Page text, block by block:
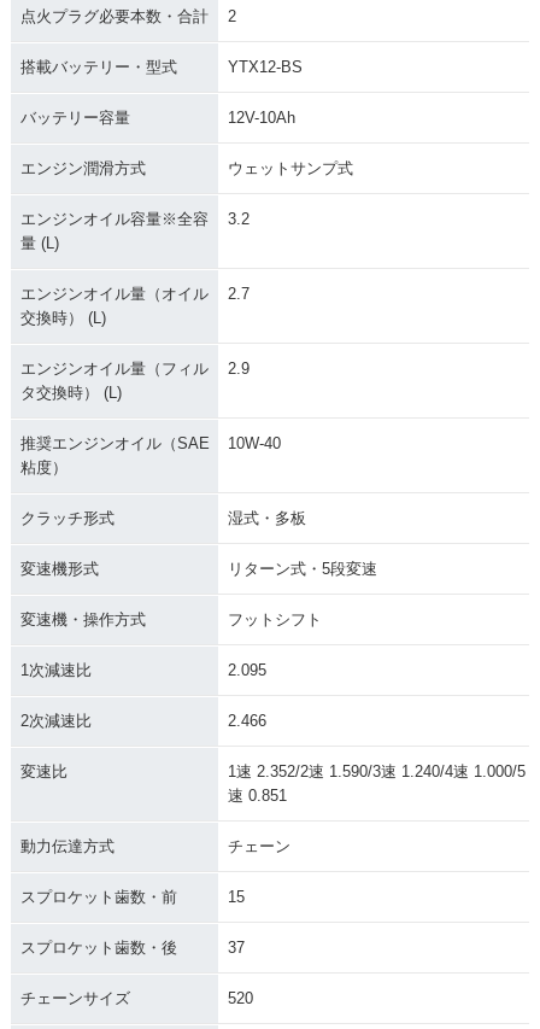
点火プラグ必要本数・合計 2
搭載バッテリー・型式 YTX12-BS
バッテリー容量 12V-10Ah
エンジン潤滑方式 ウェットサンプ式
エンジンオイル容量※全容
量 (L)
3.2
エンジンオイル量（オイル
交換時） (L)
2.7
エンジンオイル量（フィル
タ交換時） (L)
2.9
推奨エンジンオイル（SAE
粘度）
10W-40
クラッチ形式 湿式・多板
変速機形式 リターン式・5段変速
変速機・操作方式 フットシフト
1次減速比 2.095
2次減速比 2.466
変速比
1速 2.352/2速 1.590/3速 1.240/4速 1.000/5
速 0.851
動力伝達方式 チェーン
スプロケット歯数・前 15
スプロケット歯数・後 37
チェーンサイズ 520